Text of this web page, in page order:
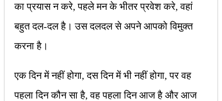
का प्रयास न करे, पहले मन के भीतर प्रवेश करे, वहां
बहुत दल-दल है। उस दलदल से अपने आपको विमुक्त
करना है।
एक दिन में नहीं होगा, दस दिन में भी नहीं होगा, पर वह
पहला दिन कौन सा है, वह पहला दिन आज है और आज